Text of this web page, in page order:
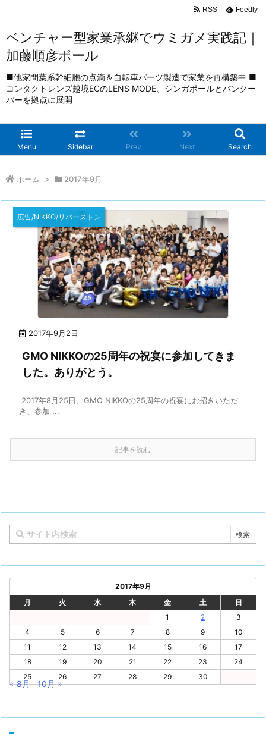
ベンチャー型家業承継でウミガメ実践記｜
加藤順彦ポール
■他家間葉系幹細胞の点滴＆自転車パーツ製造で家業を再構築中 ■
コンタクトレンズ越境ECのLENS MODE、シンガポールとバンクー
バーを拠点に展開
Menu Sidebar Prev Next Search
RSS Feedly
ホーム > 2017年9月
2017年9月2日
広告/NIKKO/リバーストン
GMO NIKKOの25周年の祝宴に参加してきま
した。ありがとう。
2017年8月25日、GMO NIKKOの25周年の祝宴にお招きいただ
き、参加 ...
記事を読む
2017年9月
月
火 水 木 金 土
日
1
2
3
4
5 6 7 8 9
10
11
12 13 14 15 16
17
18
19 20 21 22 23
24
25
26 27 28 29 30
« 8月 10月 »